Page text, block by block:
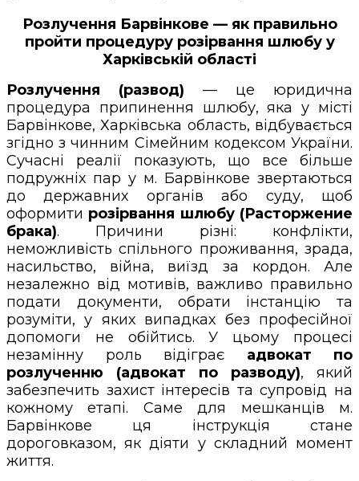
Розлучення Барвінкове — як правильно
пройти процедуру розірвання шлюбу у
Харківській області
Розлучення (развод) — це юридична
процедура припинення шлюбу, яка у місті
Барвінкове, Харківська область, відбувається
згідно з чинним Сімейним кодексом України.
Сучасні реалії показують, що все більше
подружніх пар у м. Барвінкове звертаються
до державних органів або суду, щоб
оформити розірвання шлюбу (Расторжение
брака). Причини різні: конфлікти,
неможливість спільного проживання, зрада,
насильство, війна, виїзд за кордон. Але
незалежно від мотивів, важливо правильно
подати документи, обрати інстанцію та
розуміти, у яких випадках без професійної
допомоги не обійтись. У цьому процесі
незамінну роль відіграє адвокат по
розлученню (адвокат по разводу), який
забезпечить захист інтересів та супровід на
кожному етапі. Саме для мешканців м.
Барвінкове ця інструкція стане
дороговказом, як діяти у складний момент
життя.